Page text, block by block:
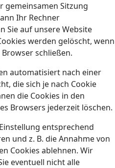
gemeinsamen Sitzung
Ihr Rechner
Sie auf unsere Website
werden gelöscht, wenn
schließen.
automatisiert nach einer
die sich je nach Cookie
die Cookies in den
Browsers jederzeit löschen.
entsprechend
und z. B. die Annahme von
Cookies ablehnen. Wir
eventuell nicht alle